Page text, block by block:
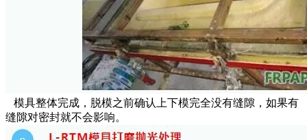
模具整体完成，脱模之前确认上下模完全没有缝隙，如果有
缝隙对密封就不会影响。